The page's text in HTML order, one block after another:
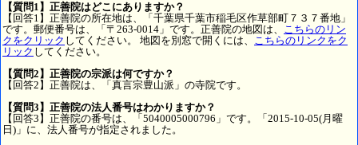
【質問1】正善院はどこにありますか？
【回答1】正善院の所在地は、「千葉県千葉市稲毛区作草部町７３７番地」
です。郵便番号は、「〒263-0014」です。正善院の地図は、 こちらのリン
クをクリック してください。 地図を別窓で開くには、 こちらのリンクをク
リック してください。
【質問2】正善院の宗派は何ですか？
【回答2】正善院は、「真言宗豊山派」の寺院です。
【質問3】正善院の法人番号はわかりますか？
【回答3】正善院の番号は、「5040005000796」です。「2015-10-05(月曜
日)」に、法人番号が指定されました。